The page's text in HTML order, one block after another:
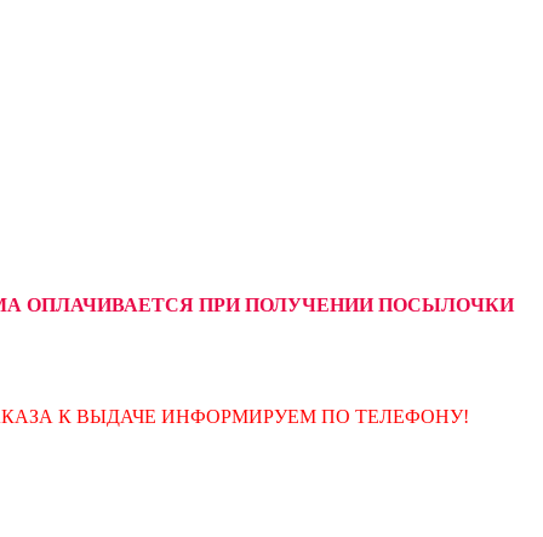
ОПЛАЧИВАЕТСЯ ПРИ ПОЛУЧЕНИИ ПОСЫЛОЧКИ
К ВЫДАЧЕ ИНФОРМИРУЕМ ПО ТЕЛЕФОНУ!